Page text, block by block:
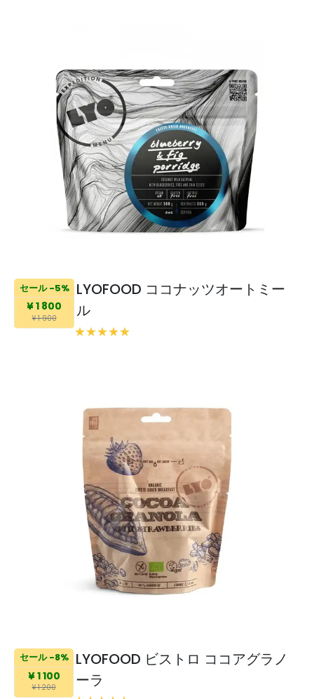
セール -5%
¥ 1 800
¥ 1 900
LYOFOOD ココナッツオートミー
ル
セール -8%
¥ 1 100
¥ 1 200
LYOFOOD ビストロ ココアグラノ
ーラ